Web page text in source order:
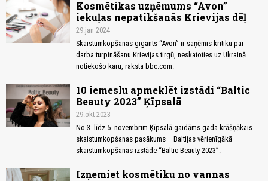
Kosmētikas uzņēmums “Avon”
iekuļas nepatikšanās Krievijas dēļ
29.jan 2024
Skaistumkopšanas gigants “Avon” ir saņēmis kritiku par
darba turpināšanu Krievijas tirgū, neskatoties uz Ukrainā
notiekošo karu, raksta bbc.com.
10 iemeslu apmeklēt izstādi “Baltic
Beauty 2023” Ķīpsalā
29.okt 2023
No 3. līdz 5. novembrim Ķīpsalā gaidāms gada krāšņākais
skaistumkopšanas pasākums – Baltijas vērienīgākā
skaistumkopšanas izstāde “Baltic Beauty 2023”.
Izņemiet kosmētiku no vannas